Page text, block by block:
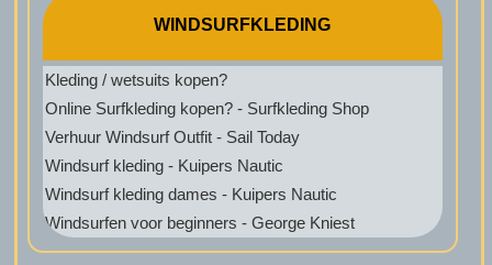
WINDSURFKLEDING
Kleding / wetsuits kopen?
Online Surfkleding kopen? - Surfkleding Shop
Verhuur Windsurf Outfit - Sail Today
Windsurf kleding - Kuipers Nautic
Windsurf kleding dames - Kuipers Nautic
Windsurfen voor beginners - George Kniest